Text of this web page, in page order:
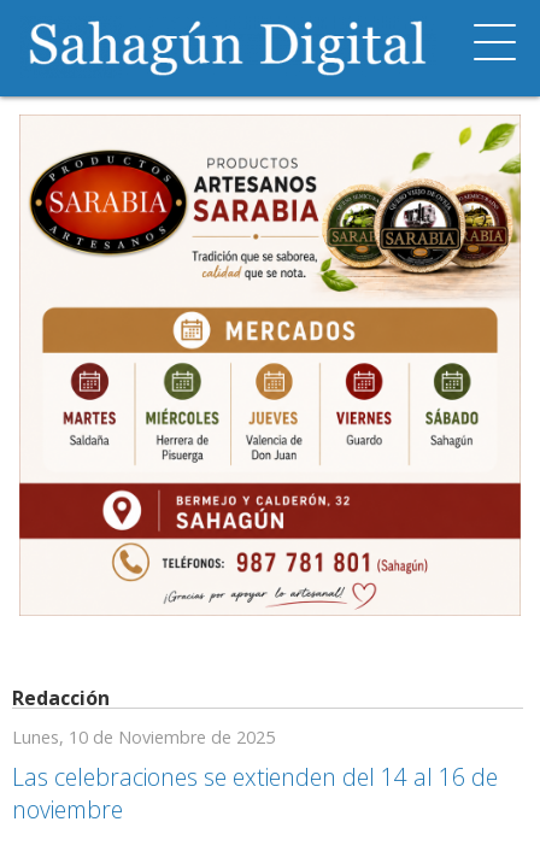
Redacción
Lunes, 10 de Noviembre de 2025
Las celebraciones se extienden del 14 al 16 de
noviembre